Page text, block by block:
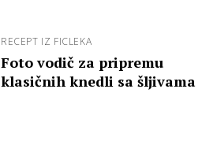
RECEPT IZ FICLEKA
Foto vodič za pripremu
klasičnih knedli sa šljivama